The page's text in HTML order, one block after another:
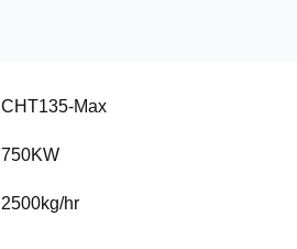
CHT135-Max
750KW
2500kg/hr